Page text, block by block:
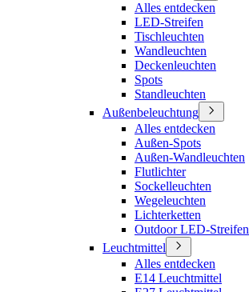
Alles entdecken
LED-Streifen
Tischleuchten
Wandleuchten
Deckenleuchten
Spots
Standleuchten
Außenbeleuchtung
Alles entdecken
Außen-Spots
Außen-Wandleuchten
Flutlichter
Sockelleuchten
Wegeleuchten
Lichterketten
Outdoor LED-Streifen
Leuchtmittel
Alles entdecken
E14 Leuchtmittel